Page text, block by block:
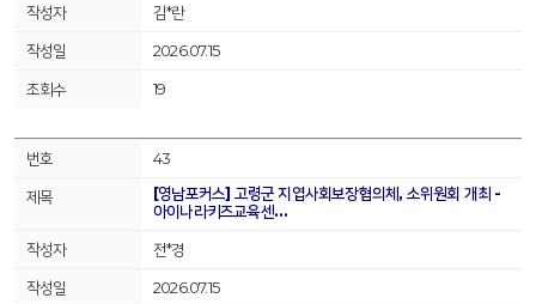
김*란
2026.07.15
19
43
[영남포커스] 고령군 지엽사회보장협의체, 소위원회 개최 -
아이나라키즈교육센…
전*경
2026.07.15